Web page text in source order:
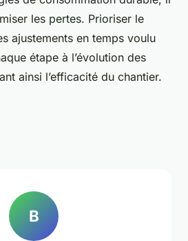
les pertes. Prioriser le
ajustements en temps voulu
étape à l’évolution des
ainsi l’efficacité du chantier.
B